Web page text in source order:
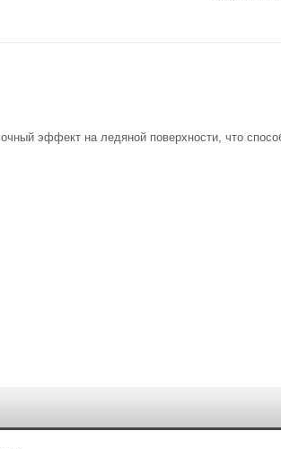
эффект на ледяной поверхности, что